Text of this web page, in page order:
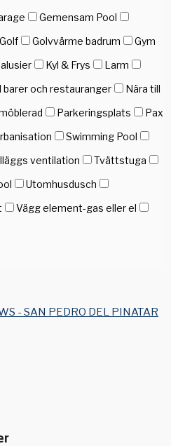
Gemensam Pool
Golf Golvvärme badrum
Gym
Kyl & Frys
Larm
barer och restauranger
Nära till
Parkeringsplats
Pax
Swimming Pool
ventilation
Tvättstuga
Utomhusdusch
Vägg element-gas eller el
- SAN PEDRO DEL PINATAR